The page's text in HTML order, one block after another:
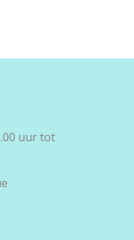
uur tot